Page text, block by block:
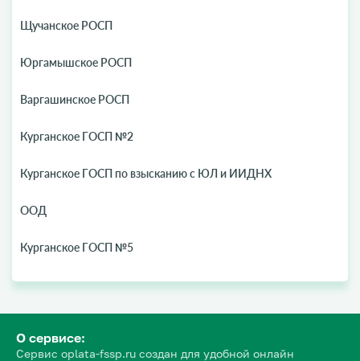
Щучанское РОСП
Юргамышское РОСП
Варгашинское РОСП
Курганское ГОСП №2
Курганское ГОСП по взысканию с ЮЛ и ИИДНХ
ООД
Курганское ГОСП №5
О сервисе:
Сервис oplata-fssp.ru создан для удобной онлайн